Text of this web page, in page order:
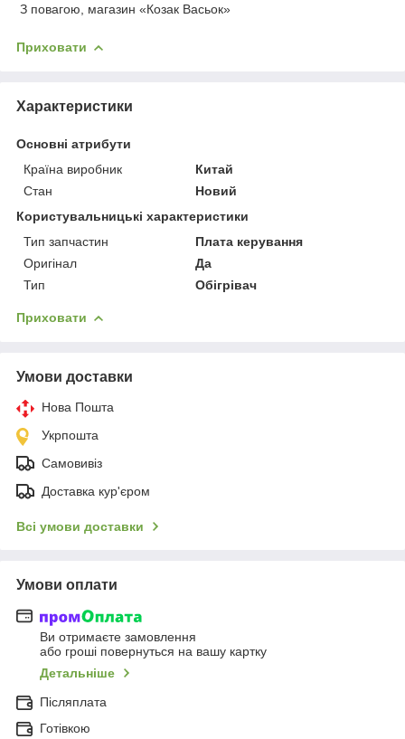
З повагою, магазин «Козак Васьок»
Приховати
Характеристики
Основні атрибути
Країна виробник
Китай
Стан
Новий
Користувальницькі характеристики
Тип запчастин
Плата керування
Оригінал
Да
Тип
Обігрівач
Приховати
Умови доставки
Нова Пошта
Укрпошта
Самовивіз
Доставка кур'єром
Всі умови доставки
Умови оплати
Ви отримаєте замовлення
або гроші повернуться на вашу картку
Детальніше
Післяплата
Готівкою